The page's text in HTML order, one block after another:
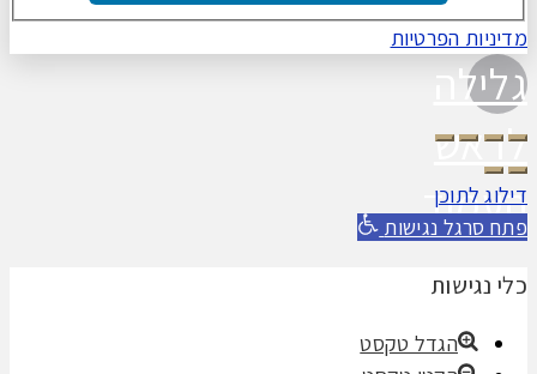
מדיניות הפרטיות
גלילה
לראש
העמוד
דילוג לתוכן
פתח סרגל נגישות
כלי נגישות
הגדל טקסט